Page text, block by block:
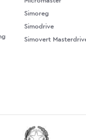
Simoreg
Simodrive
Simovert